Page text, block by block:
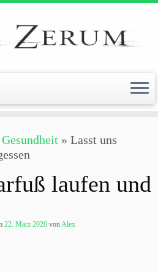
Gesundheit » Lasst uns
laufen und
22. März 2020 vonAlex